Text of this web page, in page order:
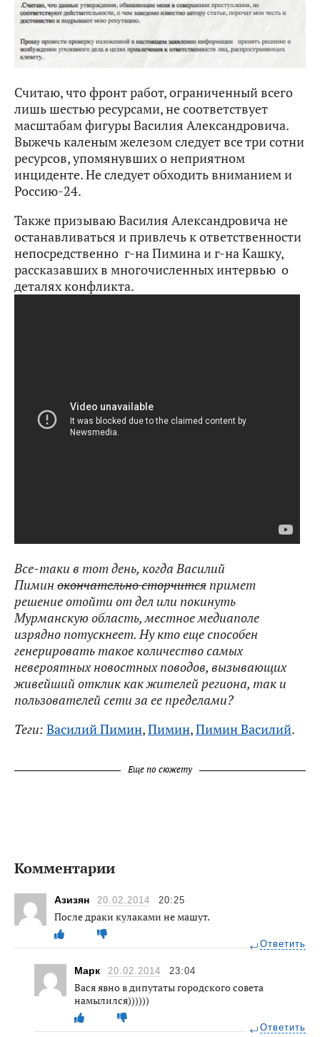
Считаю, что фронт работ, ограниченный всего
лишь шестью ресурсами, не соответствует
масштабам фигуры Василия Александровича.
Выжечь каленым железом следует все три сотни
ресурсов, упомянувших о неприятном
инциденте. Не следует обходить вниманием и
Россию-24.
Также призываю Василия Александровича не
останавливаться и привлечь к ответственности
непосредственно г-на Пимина и г-на Кашку,
рассказавших в многочисленных интервью о
деталях конфликта.
Все-таки в тот день, когда Василий
Пимин окончательно сторчится примет
решение отойти от дел или покинуть
Мурманскую область, местное медиаполе
изрядно потускнеет. Ну кто еще способен
генерировать такое количество самых
невероятных новостных поводов, вызывающих
живейший отклик как жителей региона, так и
пользователей сети за ее пределами?
Теги: Василий Пимин,Пимин,Пимин Василий.
Еще по сюжету
Комментарии
Азизян 20.02.2014 20:25
После драки кулаками не машут.
Ответить
Марк 20.02.2014 23:04
Вася явно в дипутаты городского совета
намылился))))))
Ответить